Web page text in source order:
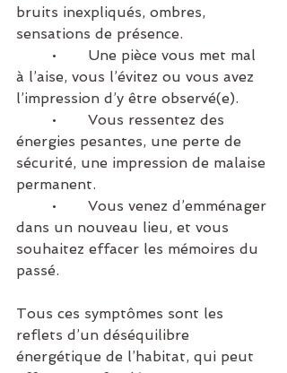
bruits inexpliqués, ombres,
sensations de présence.
à l’aise, vous l’évitez ou vous avez
l’impression d’y être observé(e).
énergies pesantes, une perte de
sécurité, une impression de malaise
permanent.
dans un nouveau lieu, et vous
souhaitez effacer les mémoires du
passé.
Tous ces symptômes sont les
reflets d’un déséquilibre
énergétique de l’habitat, qui peut